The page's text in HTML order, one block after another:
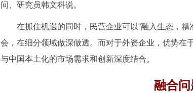
问、研究员韩文科说。
在抓住机遇的同时，民营企业可以“融入生态，精
会，在细分领域做深做透。而对于外资企业，优势在
与中国本土化的市场需求和创新深度结合。
融合问